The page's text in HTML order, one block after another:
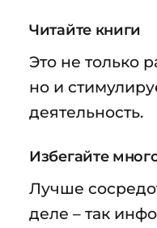
Читайте книги
Это не только
но и
деятельность.
Избегайте
Лучше
деле – так